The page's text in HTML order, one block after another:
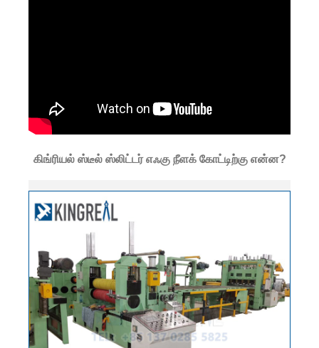
கிங்ரியல் ஸ்டீல் ஸ்லிட்டர் எஃகு நீளக் கோட்டிற்கு என்ன?